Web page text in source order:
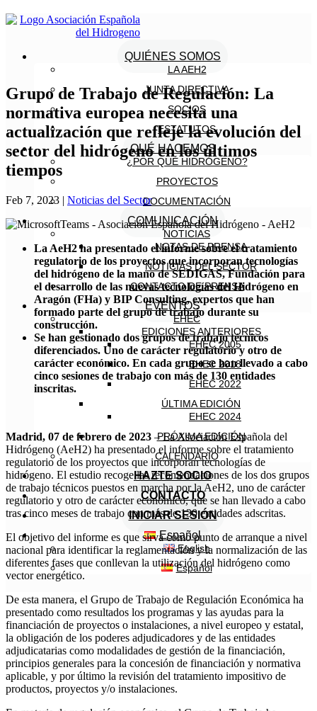
QUIÉNES SOMOS
LA AEH2
JUNTA DIRECTIVA
SOCIOS
ESTATUTOS
QUÉ HACEMOS
¿POR QUÉ HIDRÓGENO?
PROYECTOS
DOCUMENTACIÓN
COMUNICACIÓN
NOTICIAS
NOTAS DE PRENSA
NOTICIAS DEL SECTOR
CONTACTO DE PRENSA
EVENTOS
EHEC
EDICIONES ANTERIORES
EHEC 2005
EHEC 2018
EHEC 2022
ÚLTIMA EDICIÓN
EHEC 2024
PRÓXIMA EDICIÓN
CALENDARIO
HAZTE SOCIO
CONTACTO
INICIAR SESIÓN
Español
English
Español
Grupo de Trabajo de Regulación: La
normativa europea necesita una
actualización que refleje la evolución del
sector del hidrógeno en los últimos
tiempos
Feb 7, 2023 | Noticias del Sector
La AeH2 ha presentado el informe sobre el tratamiento
regulatorio de los proyectos que incorporan tecnologías
del hidrógeno de la mano de SEDIGAS, Fundación para
el desarrollo de las nuevas tecnologías del Hidrógeno en
Aragón (FHa) y BIP Consulting, expertos que han
formado parte del grupo de trabajo durante su
construcción.
Se han gestionado dos grupos de trabajo técnicos
diferenciados. Uno de carácter regulatorio y otro de
carácter económico. En cada grupo se han llevado a cabo
cinco sesiones de trabajo con más de 130 entidades
inscritas.
Madrid, 07 de febrero de 2023 – La Asociación Española del
Hidrógeno (AeH2) ha presentado el informe sobre el tratamiento
regulatorio de los proyectos que incorporan tecnologías de
hidrógeno. El estudio recoge las recomendaciones de los dos grupos
de trabajo técnicos puestos en marcha por la AeH2, uno de carácter
regulatorio y otro de carácter económico, que se han llevado a cabo
tras cinco meses de trabajo con más de 130 entidades adscritas.
El objetivo del informe es que sirva como punto de arranque a nivel
nacional para identificar la reglamentación y la normalización de las
diferentes fases que conllevan la utilización del hidrógeno como
vector energético.
De esta manera, el Grupo de Trabajo de Regulación Económica ha
presentado como resultados los programas y las ayudas para la
financiación de proyectos o instalaciones, a nivel europeo y estatal,
la obligación de los poderes adjudicadores y de las entidades
adjudicatarias como modalidades de gestión de la financiación,
principios generales para la concesión de financiación y normativa
aplicable, y por último la revisión del tratamiento impositivo de
productos, proyectos y/o instalaciones.